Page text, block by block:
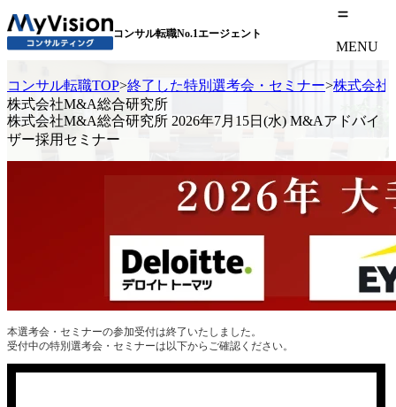
コンサル転職No.1エージェント
MENU
コンサル転職TOP>終了した特別選考会・セミナー>株式会社
株式会社M&A総合研究所
株式会社M&A総合研究所 2026年7月15日(水) M&Aアドバイ
ザー採用セミナー
本選考会・セミナーの参加受付は終了いたしました。
受付中の特別選考会・セミナーは以下からご確認ください。